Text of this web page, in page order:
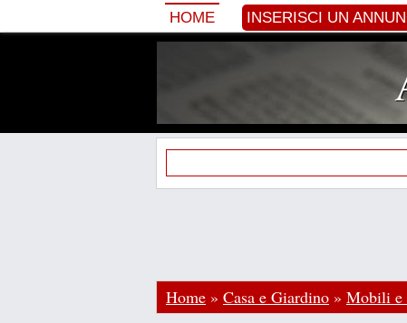
HOME INSERISCI UN
Home » Casa e Giardino » Mobili e